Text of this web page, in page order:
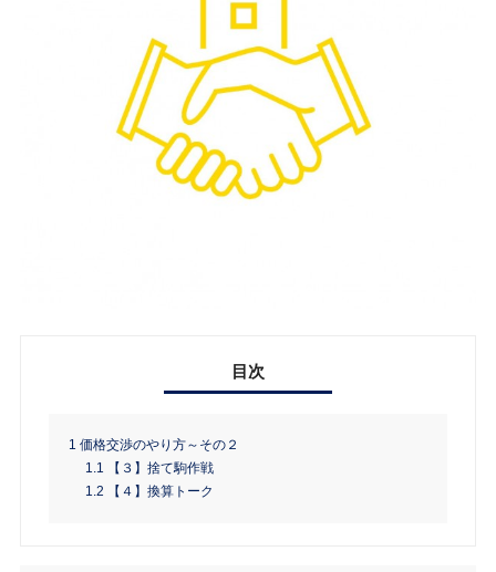
目次
1 価格交渉のやり方～その２
1.1
【３】捨て駒作戦
1.2 【４】換算トーク